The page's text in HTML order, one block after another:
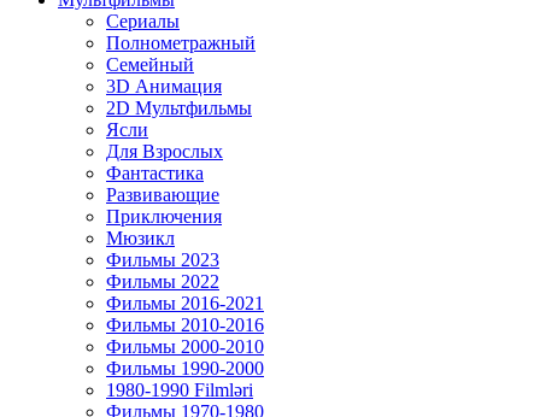
Сериалы
Полнометражный
Семейный
3D Анимация
2D Мультфильмы
Ясли
Для Взрослых
Фантастика
Развивающие
Приключения
Мюзикл
Фильмы 2023
Фильмы 2022
Фильмы 2016-2021
Фильмы 2010-2016
Фильмы 2000-2010
Фильмы 1990-2000
1980-1990 Filmləri
Фильмы 1970-1980